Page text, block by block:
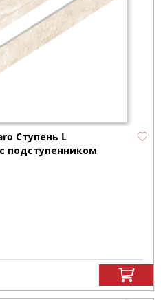
Ступень L
подступенником